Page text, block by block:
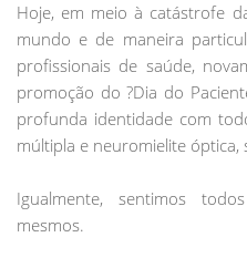
Hoje, em meio à catástrofe
mundo e de maneira
profissionais de saúde,
promoção do ?Dia do
profunda identidade com
múltipla e neuromielite óptica,
Igualmente, sentimos
mesmos.